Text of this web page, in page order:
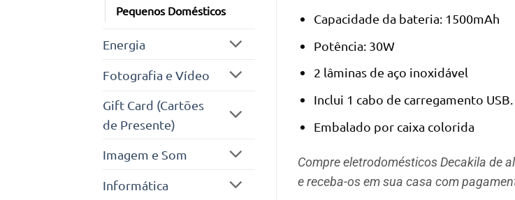
Pequenos Domésticos
Energia
Fotografia e Vídeo
Gift Card (Cartões
de Presente)
Imagem e Som
Informática
Capacidade da bateria: 1500mAh
Potência: 30W
2 lâminas de aço inoxidável
Inclui 1 cabo de carregamento USB.
Embalado por caixa colorida
Compre eletrodomésticos Decakila de
e receba-os em sua casa com